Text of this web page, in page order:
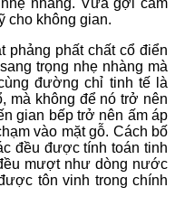
nhàng. Vừa gợi cảm
cho không gian.
phảng phất chất cổ điển
trọng nhẹ nhàng mà
đường chỉ tinh tế là
mà không để nó trở nên
gian bếp trở nên ấm áp
vào mặt gỗ. Cách bố
đều được tính toán tinh
mượt như dòng nước
tôn vinh trong chính